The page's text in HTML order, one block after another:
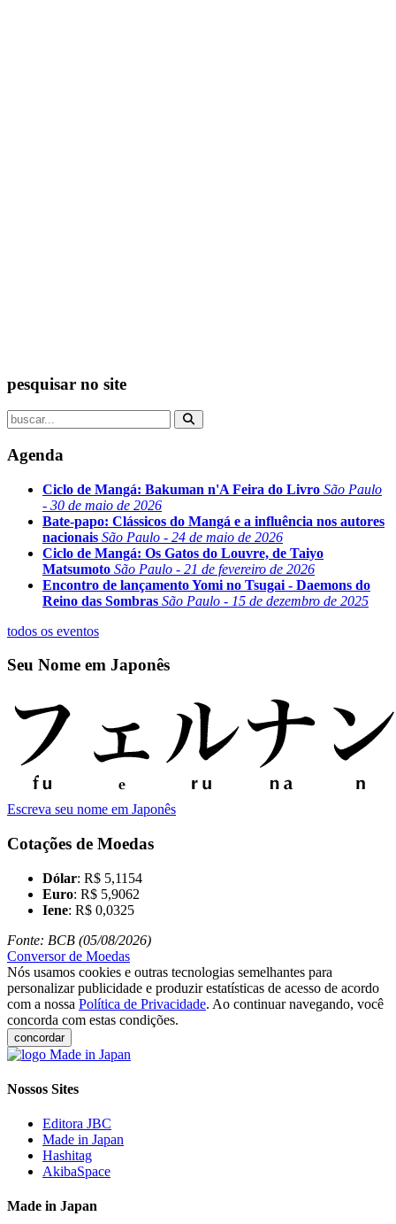
pesquisar no site
Agenda
Ciclo de Mangá: Bakuman n'A Feira do Livro São Paulo
- 30 de maio de 2026
Bate-papo: Clássicos do Mangá e a influência nos autores
nacionais São Paulo - 24 de maio de 2026
Ciclo de Mangá: Os Gatos do Louvre, de Taiyo
Matsumoto São Paulo - 21 de fevereiro de 2026
Encontro de lançamento Yomi no Tsugai - Daemons do
Reino das Sombras São Paulo - 15 de dezembro de 2025
todos os eventos
Seu Nome em Japonês
Escreva seu nome em Japonês
Cotações de Moedas
Dólar: R$ 5,1154
Euro: R$ 5,9062
Iene: R$ 0,0325
Fonte: BCB (05/08/2026)
Conversor de Moedas
Nós usamos cookies e outras tecnologias semelhantes para
personalizar publicidade e produzir estatísticas de acesso de acordo
com a nossa Política de Privacidade. Ao continuar navegando, você
concorda com estas condições.
concordar
Nossos Sites
Editora JBC
Made in Japan
Hashitag
AkibaSpace
Made in Japan